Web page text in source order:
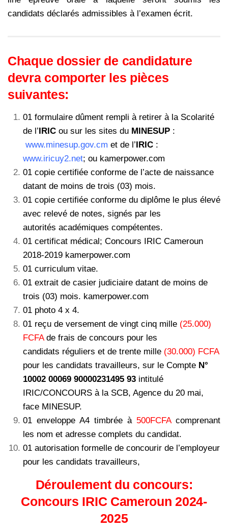
candidats déclarés admissibles à l’examen écrit.
Chaque dossier de candidature
devra comporter les pièces
suivantes:
01 formulaire dûment rempli à retirer à la Scolarité
de l’IRIC ou sur les sites du MINESUP :
www.minesup.gov.cm et de l’IRIC :
www.iricuy2.net; ou kamerpower.com
01 copie certifiée conforme de l’acte de naissance
datant de moins de trois (03) mois.
01 copie certifiée conforme du diplôme le plus élevé
avec relevé de notes, signés par les
autorités académiques compétentes.
01 certificat médical; Concours IRIC Cameroun
2018-2019 kamerpower.com
01 curriculum vitae.
01 extrait de casier judiciaire datant de moins de
trois (03) mois. kamerpower.com
01 photo 4 x 4.
01 reçu de versement de vingt cinq mille (25.000)
FCFAde frais de concours pour les
candidats réguliers et de trente mille (30.000) FCFA
pour les candidats travailleurs, sur le Compte N°
10002 00069 90000231495 93 intitulé
IRIC/CONCOURS à la SCB, Agence du 20 mai,
face MINESUP.
01 enveloppe A4 timbrée à 500FCFAcomprenant
les nom et adresse complets du candidat.
01 autorisation formelle de concourir de l’employeur
pour les candidats travailleurs,
Déroulement du concours:
Concours IRIC Cameroun 2024-
2025